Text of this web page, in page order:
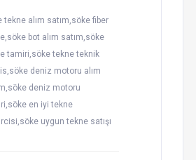
tekne alım satım,söke fiber
bot alım satım,söke
tamiri,söke tekne teknik
deniz motoru alım
deniz motoru
en iyi tekne
uygun tekne satışı